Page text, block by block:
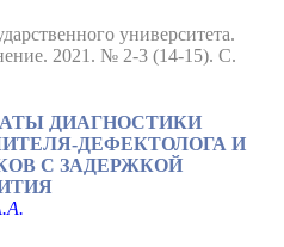
университета.
2021. № 2-3 (14-15). С.
ДИАГНОСТИКИ
ДЕФЕКТОЛОГА И
С ЗАДЕРЖКОЙ